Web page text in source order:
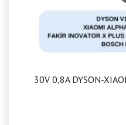
30V 0,8A DYSON-